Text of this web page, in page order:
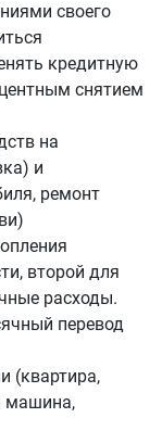
своего
кредитную
снятием
на
и
ремонт
второй для
расходы.
перевод
(квартира,
машина,